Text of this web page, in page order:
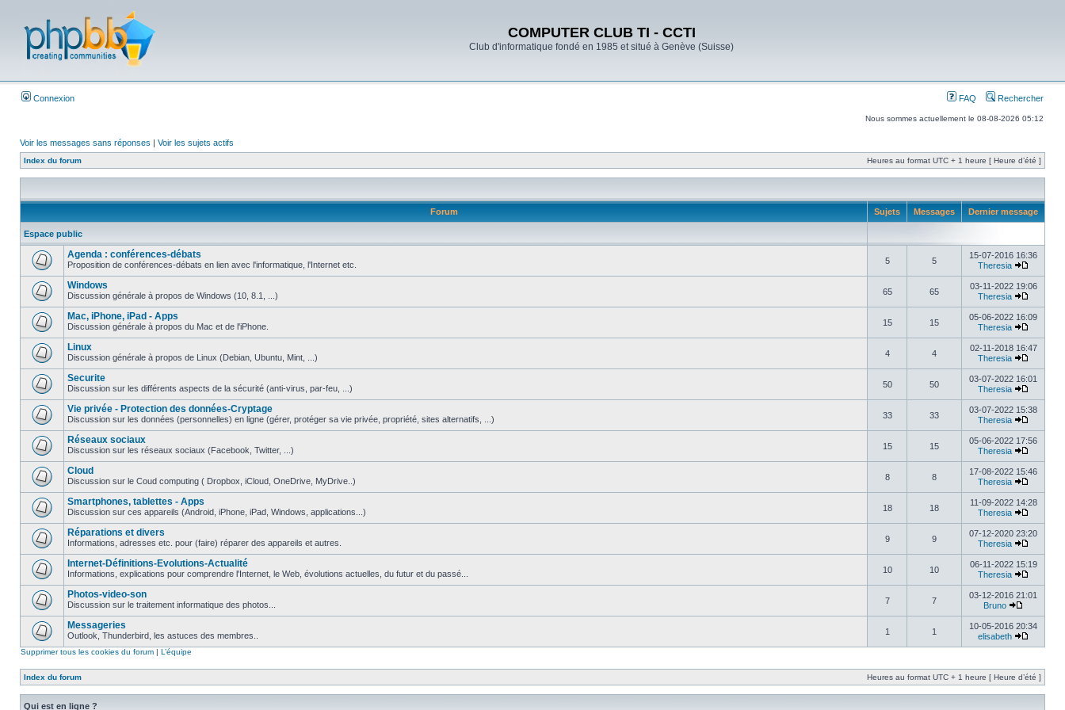
COMPUTER CLUB TI - CCTI
Club d'informatique fondé en 1985 et situé à Genève (Suisse)
Connexion FAQ Rechercher
Nous sommes actuellement le 08-08-2026 05:12
Voir les messages sans réponses | Voir les sujets actifs
Index du forum Heures au format UTC + 1 heure [ Heure d’été ]
Forum Sujets Messages Dernier message
Espace public
Agenda : conférences-débats
Proposition de conférences-débats en lien avec l'informatique, l'Internet etc. 5 5
15-07-2016 16:36
Theresia
Windows
Discussion générale à propos de Windows (10, 8.1, ...) 65 65
03-11-2022 19:06
Theresia
Mac, iPhone, iPad - Apps
Discussion générale à propos du Mac et de l'iPhone. 15 15
05-06-2022 16:09
Theresia
Linux
Discussion générale à propos de Linux (Debian, Ubuntu, Mint, ...) 4 4
02-11-2018 16:47
Theresia
Securite
Discussion sur les différents aspects de la sécurité (anti-virus, par-feu, ...) 50 50
03-07-2022 16:01
Theresia
Vie privée - Protection des données-Cryptage
Discussion sur les données (personnelles) en ligne (gérer, protéger sa vie privée, propriété, sites alternatifs, ...) 33 33
03-07-2022 15:38
Theresia
Réseaux sociaux
Discussion sur les réseaux sociaux (Facebook, Twitter, ...) 15 15
05-06-2022 17:56
Theresia
Cloud
Discussion sur le Coud computing ( Dropbox, iCloud, OneDrive, MyDrive..) 8 8
17-08-2022 15:46
Theresia
Smartphones, tablettes - Apps
Discussion sur ces appareils (Android, iPhone, iPad, Windows, applications...) 18 18
11-09-2022 14:28
Theresia
Réparations et divers
Informations, adresses etc. pour (faire) réparer des appareils et autres. 9 9
07-12-2020 23:20
Theresia
Internet-Définitions-Evolutions-Actualité
Informations, explications pour comprendre l'Internet, le Web, évolutions actuelles, du futur et du passé... 10 10
06-11-2022 15:19
Theresia
Photos-video-son
Discussion sur le traitement informatique des photos... 7 7
03-12-2016 21:01
Bruno
Messageries
Outlook, Thunderbird, les astuces des membres.. 1 1
10-05-2016 20:34
elisabeth
Supprimer tous les cookies du forum | L’équipe
Index du forum Heures au format UTC + 1 heure [ Heure d’été ]
Qui est en ligne ?